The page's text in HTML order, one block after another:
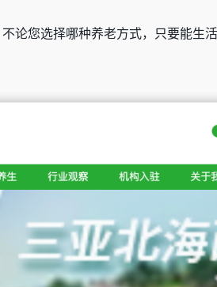
论您选择哪种养老方式，只要能生